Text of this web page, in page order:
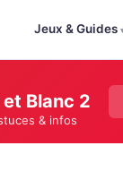
Jeux & Guides
Blanc 2
& infos